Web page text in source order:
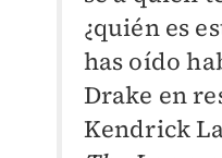
¿quién es
has oído
Drake en
Kendrick